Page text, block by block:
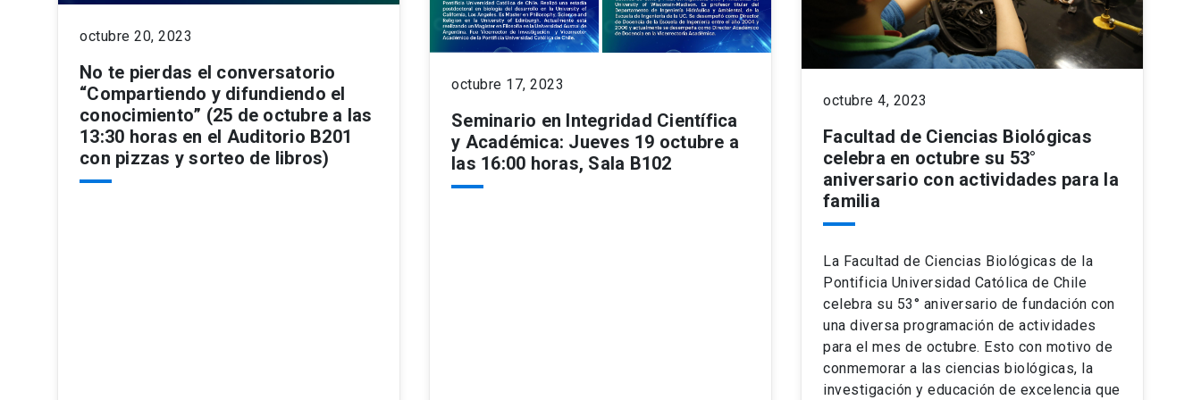
octubre 20, 2023
No te pierdas el conversatorio
“Compartiendo y difundiendo el
conocimiento” (25 de octubre a las
13:30 horas en el Auditorio B201
con pizzas y sorteo de libros)
octubre 17, 2023
Seminario en Integridad Científica
y Académica: Jueves 19 octubre a
las 16:00 horas, Sala B102
octubre 4, 2023
Facultad de Ciencias Biológicas
celebra en octubre su 53°
aniversario con actividades para la
familia
La Facultad de Ciencias Biológicas de la
Pontificia Universidad Católica de Chile
celebra su 53° aniversario de fundación con
una diversa programación de actividades
para el mes de octubre. Esto con motivo de
conmemorar a las ciencias biológicas, la
investigación y educación de excelencia que